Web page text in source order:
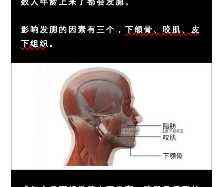
影响发腮的因素有三个，下颌骨、咬肌、皮
下组织。